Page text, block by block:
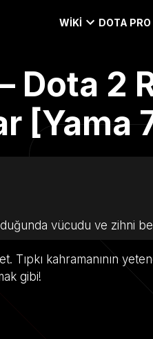
WIKI DOTA
Dota 2
[Yama
vücudu ve zihni
Tıpkı kahramanının
gibi!